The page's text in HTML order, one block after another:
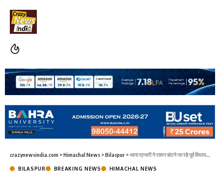
crazynewsindia.com >Himachal News >Bilaspur >थाना प्रभारी ने राशन बांटने जा रहे पूर्व विधायक की गाड़ी की चाबी निकाली, फिर क्या हुआ देखिए
BILASPUR BREAKING NEWS HIMACHAL NEWS